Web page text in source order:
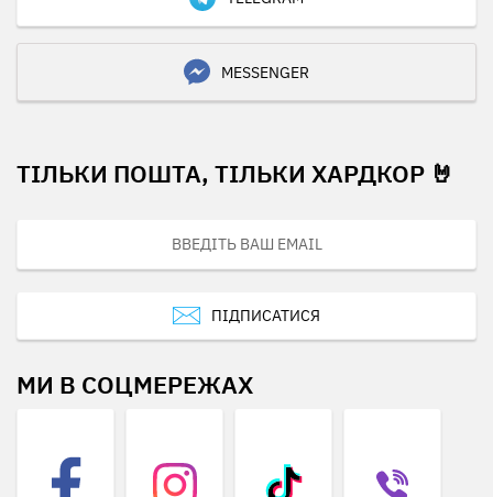
MESSENGER
ТІЛЬКИ ПОШТА, ТІЛЬКИ ХАРДКОР 🤘
ПІДПИСАТИСЯ
МИ В СОЦМЕРЕЖАХ